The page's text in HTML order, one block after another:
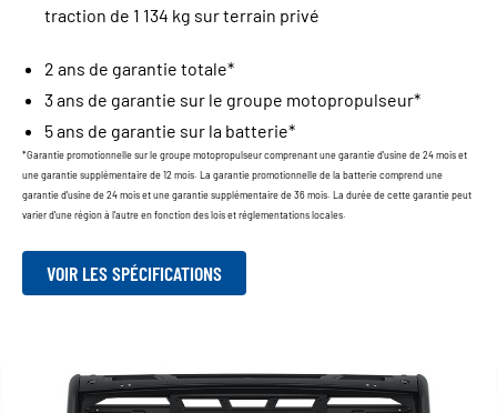
traction de 1 134 kg sur terrain privé
2 ans de garantie totale*
3 ans de garantie sur le groupe motopropulseur*
5 ans de garantie sur la batterie*
*Garantie promotionnelle sur le groupe motopropulseur comprenant une garantie d'usine de 24 mois et
une garantie supplémentaire de 12 mois. La garantie promotionnelle de la batterie comprend une
garantie d'usine de 24 mois et une garantie supplémentaire de 36 mois. La durée de cette garantie peut
varier d'une région à l'autre en fonction des lois et réglementations locales.
VOIR LES SPÉCIFICATIONS